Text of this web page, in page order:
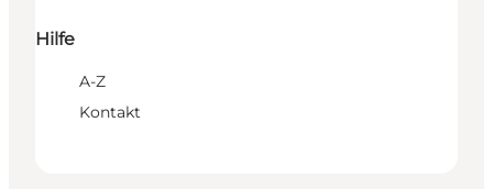
Hilfe
A-Z
Kontakt